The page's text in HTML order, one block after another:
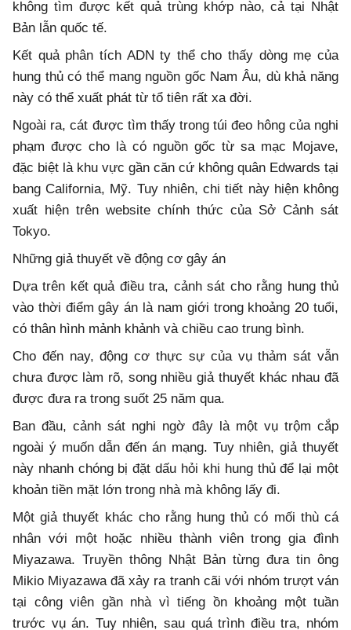
không tìm được kết quả trùng khớp nào, cả tại Nhật
Bản lẫn quốc tế.
Kết quả phân tích ADN ty thể cho thấy dòng mẹ của
hung thủ có thể mang nguồn gốc Nam Âu, dù khả năng
này có thể xuất phát từ tổ tiên rất xa đời.
Ngoài ra, cát được tìm thấy trong túi đeo hông của nghi
phạm được cho là có nguồn gốc từ sa mạc Mojave,
đặc biệt là khu vực gần căn cứ không quân Edwards tại
bang California, Mỹ. Tuy nhiên, chi tiết này hiện không
xuất hiện trên website chính thức của Sở Cảnh sát
Tokyo.
Những giả thuyết về động cơ gây án
Dựa trên kết quả điều tra, cảnh sát cho rằng hung thủ
vào thời điểm gây án là nam giới trong khoảng 20 tuổi,
có thân hình mảnh khảnh và chiều cao trung bình.
Cho đến nay, động cơ thực sự của vụ thảm sát vẫn
chưa được làm rõ, song nhiều giả thuyết khác nhau đã
được đưa ra trong suốt 25 năm qua.
Ban đầu, cảnh sát nghi ngờ đây là một vụ trộm cắp
ngoài ý muốn dẫn đến án mạng. Tuy nhiên, giả thuyết
này nhanh chóng bị đặt dấu hỏi khi hung thủ để lại một
khoản tiền mặt lớn trong nhà mà không lấy đi.
Một giả thuyết khác cho rằng hung thủ có mối thù cá
nhân với một hoặc nhiều thành viên trong gia đình
Miyazawa. Truyền thông Nhật Bản từng đưa tin ông
Mikio Miyazawa đã xảy ra tranh cãi với nhóm trượt ván
tại công viên gần nhà vì tiếng ồn khoảng một tuần
trước vụ án. Tuy nhiên, sau quá trình điều tra, nhóm